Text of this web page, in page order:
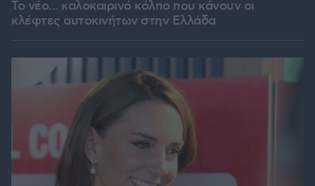
Το νέο... καλοκαιρινό κόλπο που κάνουν οι
κλέφτες αυτοκινήτων στην Ελλάδα